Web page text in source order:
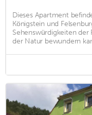
Dieses Apartment
Königstein und
Sehenswürdigkeiten
der Natur bewundern